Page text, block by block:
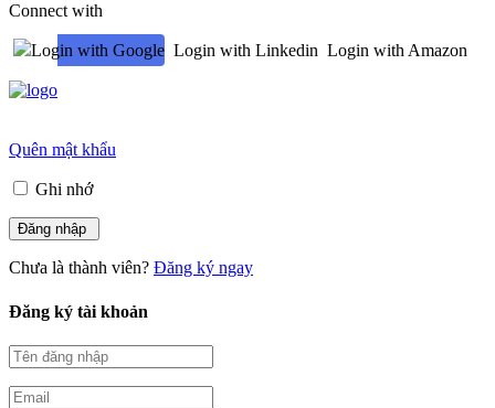
Connect with
Login with Google Login with Linkedin Login with Amazon
Quên mật khẩu
Ghi nhớ
Chưa là thành viên? Đăng ký ngay
Đăng ký tài khoản